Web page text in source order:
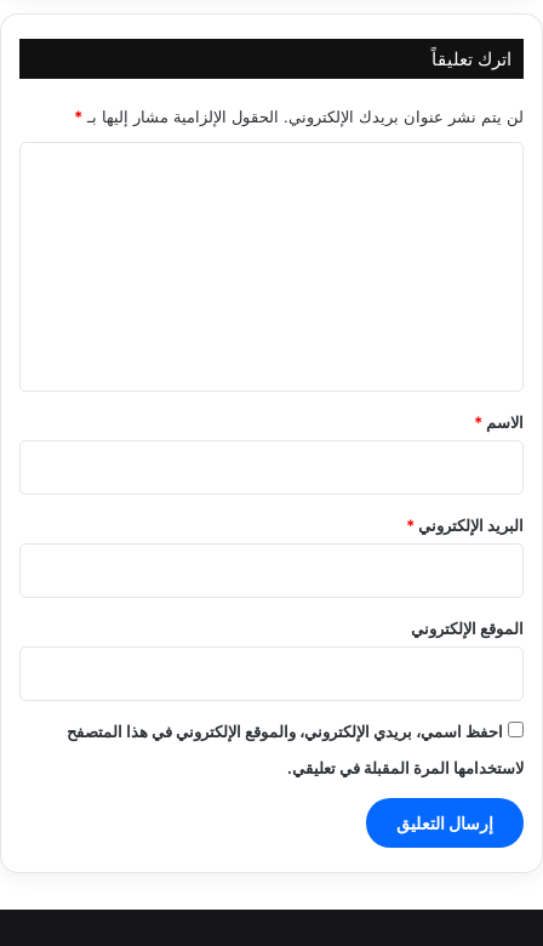
اترك تعليقاً
لن يتم نشر عنوان بريدك الإلكتروني. الحقول الإلزامية مشار إليها بـ *
*
الاسم *
البريد الإلكتروني*
الموقع الإلكتروني
احفظ اسمي، بريدي الإلكتروني، والموقع الإلكتروني في هذا المتصفح
لاستخدامها المرة المقبلة في تعليقي.